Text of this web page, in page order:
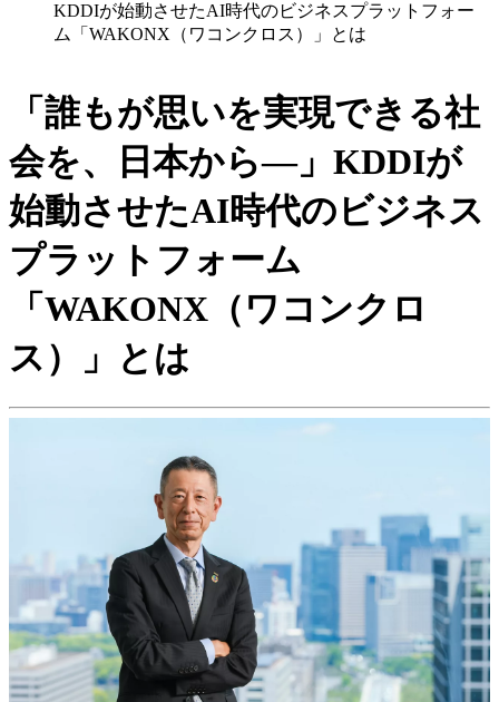
KDDIが始動させたAI時代のビジネスプラットフォー
ム「WAKONX（ワコンクロス）」とは
「誰もが思いを実現できる社
会を、日本から―」KDDIが
始動させたAI時代のビジネス
プラットフォーム
「WAKONX（ワコンクロ
ス）」とは